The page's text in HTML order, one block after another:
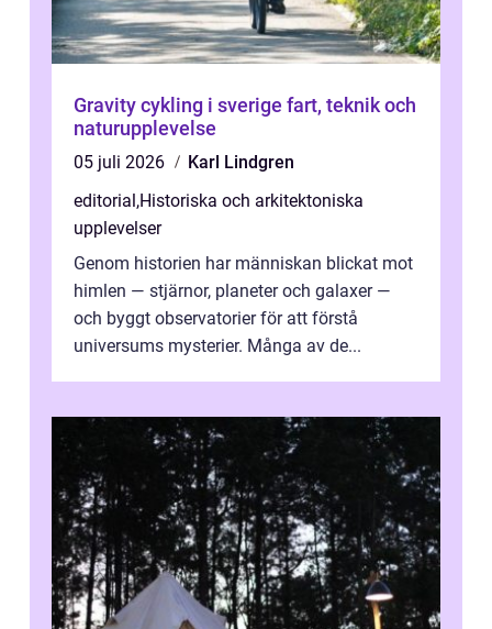
Gravity cykling i sverige fart, teknik och
naturupplevelse
05 juli 2026
Karl Lindgren
editorial,Historiska och arkitektoniska
upplevelser
Genom historien har människan blickat mot
himlen — stjärnor, planeter och galaxer —
och byggt observatorier för att förstå
universums mysterier. Många av de...